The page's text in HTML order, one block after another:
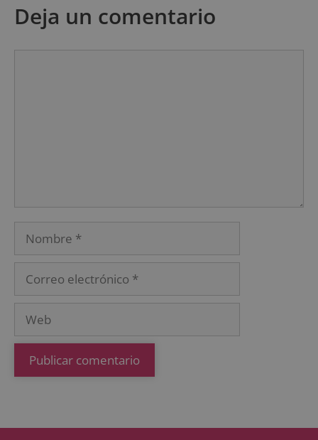
Deja un comentario